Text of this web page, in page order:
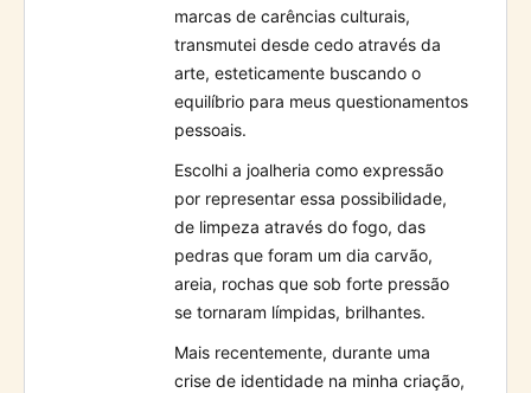
marcas de carências culturais,
transmutei desde cedo através da
arte, esteticamente buscando o
equilíbrio para meus questionamentos
pessoais.
Escolhi a joalheria como expressão
por representar essa possibilidade,
de limpeza através do fogo, das
pedras que foram um dia carvão,
areia, rochas que sob forte pressão
se tornaram límpidas, brilhantes.
Mais recentemente, durante uma
crise de identidade na minha criação,